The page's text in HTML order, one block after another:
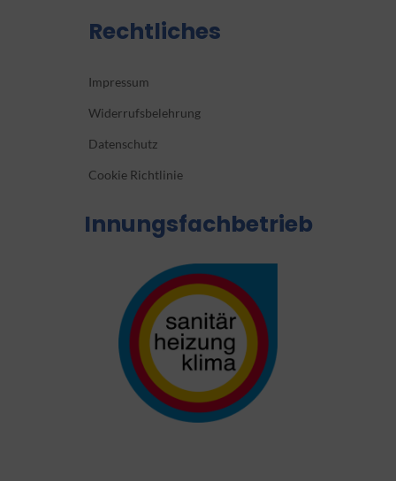
Rechtliches
Impressum
Widerrufsbelehrung
Datenschutz
Cookie Richtlinie
Innungsfachbetrieb